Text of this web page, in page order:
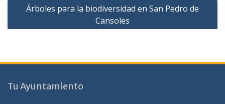
Árboles para la biodiversidad en San Pedro de
Cansoles
Tu Ayuntamiento